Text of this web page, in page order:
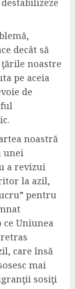
decât să
ţările noastre
pe aceia
de
noastră
unei
a revizui
la azil,
pentru
Uniunea
care însă
mai
sosiţi